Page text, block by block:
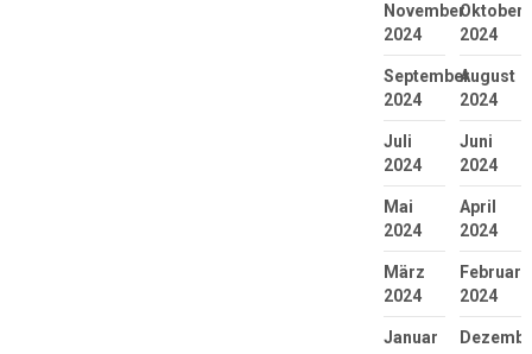
November
2024
Oktober
2024
September
2024
August
2024
Juli
2024
Juni
2024
Mai
2024
April
2024
März
2024
Februar
2024
Januar